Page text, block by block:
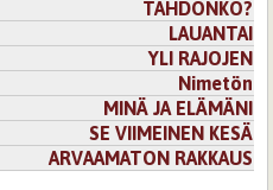
TAHDONKO?
LAUANTAI
YLI RAJOJEN
Nimetön
MINÄ JA ELÄMÄNI
SE VIIMEINEN KESÄ
ARVAAMATON RAKKAUS